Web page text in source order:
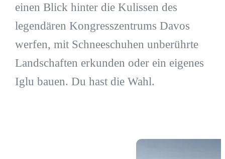
einen Blick hinter die Kulissen des
legendären Kongresszentrums Davos
werfen, mit Schneeschuhen unberührte
Landschaften erkunden oder ein eigenes
Iglu bauen. Du hast die Wahl.